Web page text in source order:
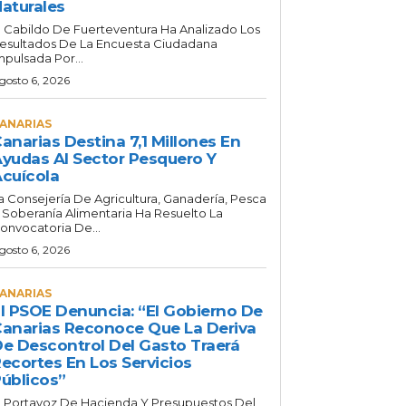
Cabildo De Fuerteventura Ha Analizado Los
De La Encuesta Ciudadana
Por...
6, 2026
Destina 7,1 Millones En
Al Sector Pesquero Y
Consejería De Agricultura, Ganadería, Pesca
Soberanía Alimentaria Ha Resuelto La
De...
6, 2026
PSOE Denuncia: “El Gobierno De
Reconoce Que La Deriva
Descontrol Del Gasto Traerá
En Los Servicios
Portavoz De Hacienda Y Presupuestos Del